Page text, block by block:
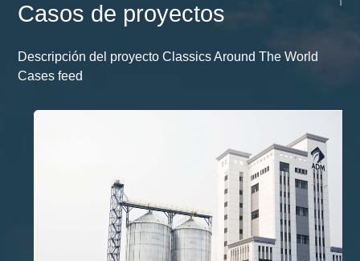
Casos de proyectos
Descripción del proyecto Classics Around The World
Cases feed